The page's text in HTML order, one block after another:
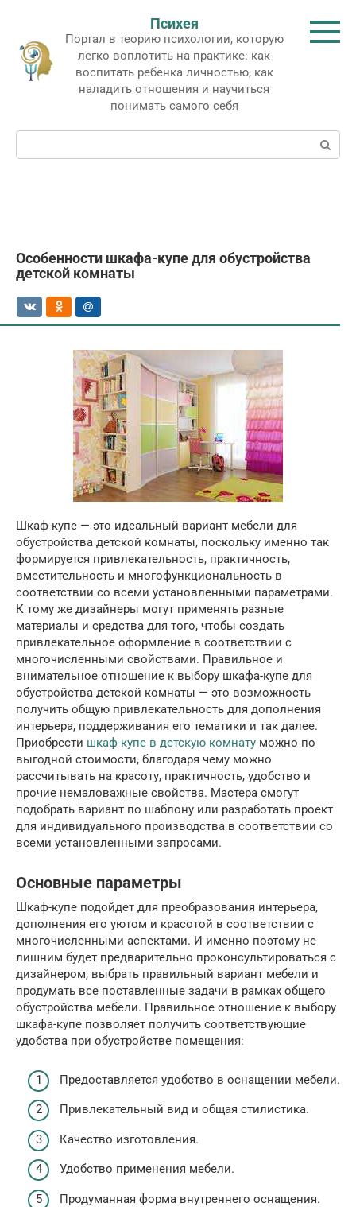
контенту
Психея
Портал в теорию психологии, которую
легко воплотить на практике: как
воспитать ребенка личностью, как
наладить отношения и научиться
понимать самого себя
Поиск:
Особенности шкафа-купе для обустройства
детской комнаты
Шкаф-купе — это идеальный вариант мебели для
обустройства детской комнаты, поскольку именно так
формируется привлекательность, практичность,
вместительность и многофункциональность в
соответствии со всеми установленными параметрами.
К тому же дизайнеры могут применять разные
материалы и средства для того, чтобы создать
привлекательное оформление в соответствии с
многочисленными свойствами. Правильное и
внимательное отношение к выбору шкафа-купе для
обустройства детской комнаты — это возможность
получить общую привлекательность для дополнения
интерьера, поддерживания его тематики и так далее.
Приобрести шкаф-купе в детскую комнату можно по
выгодной стоимости, благодаря чему можно
рассчитывать на красоту, практичность, удобство и
прочие немаловажные свойства. Мастера смогут
подобрать вариант по шаблону или разработать проект
для индивидуального производства в соответствии со
всеми установленными запросами.
Основные параметры
Шкаф-купе подойдет для преобразования интерьера,
дополнения его уютом и красотой в соответствии с
многочисленными аспектами. И именно поэтому не
лишним будет предварительно проконсультироваться с
дизайнером, выбрать правильный вариант мебели и
продумать все поставленные задачи в рамках общего
обустройства мебели. Правильное отношение к выбору
шкафа-купе позволяет получить соответствующие
удобства при обустройстве помещения:
Предоставляется удобство в оснащении мебели.
Привлекательный вид и общая стилистика.
Качество изготовления.
Удобство применения мебели.
Продуманная форма внутреннего оснащения.